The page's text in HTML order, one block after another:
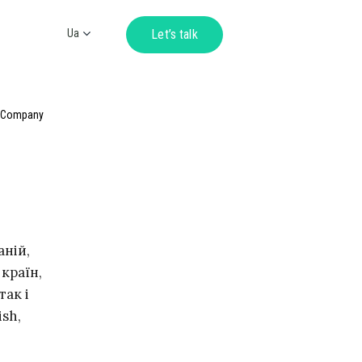
Ua
Let’s talk
і